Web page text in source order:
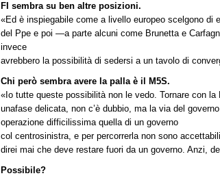
FI sembra su ben altre posizioni.
«Ed è inspiegabile come a livello europeo scelgono di
del Ppe e poi —a parte alcuni come Brunetta e
invece
avrebbero la possibilità di sedersi a un tavolo di
Chi però sembra avere la palla è il M5S.
«Io tutte queste possibilità non le vedo. Tornare con
unafase delicata, non c’è dubbio, ma la via del
operazione difficilissima quella di un governo
col centrosinistra, e per percorrerla non sono
direi mai che deve restare fuori da un governo. Anzi,
Possibile?